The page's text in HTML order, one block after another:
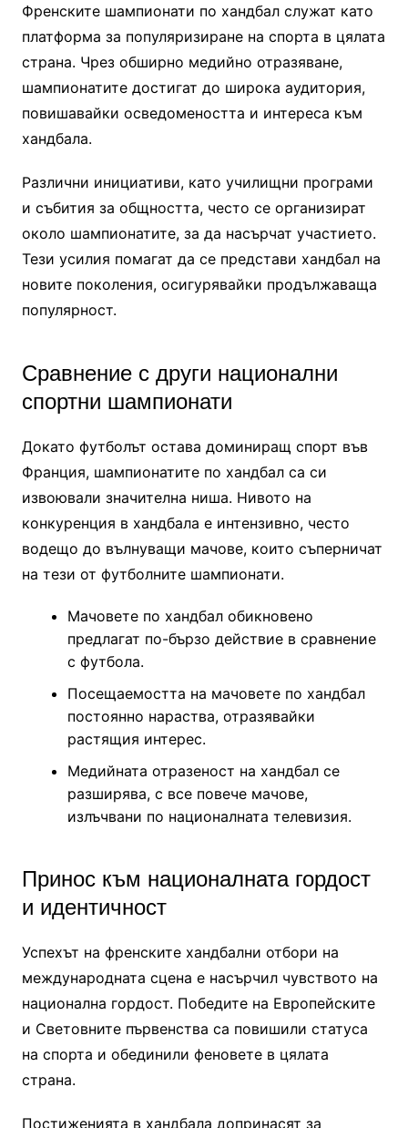
Френските шампионати по хандбал служат като
платформа за популяризиране на спорта в цялата
страна. Чрез обширно медийно отразяване,
шампионатите достигат до широка аудитория,
повишавайки осведомеността и интереса към
хандбала.
Различни инициативи, като училищни програми
и събития за общността, често се организират
около шампионатите, за да насърчат участието.
Тези усилия помагат да се представи хандбал на
новите поколения, осигурявайки продължаваща
популярност.
Сравнение с други национални
спортни шампионати
Докато футболът остава доминиращ спорт във
Франция, шампионатите по хандбал са си
извоювали значителна ниша. Нивото на
конкуренция в хандбала е интензивно, често
водещо до вълнуващи мачове, които съперничат
на тези от футболните шампионати.
Мачовете по хандбал обикновено
предлагат по-бързо действие в сравнение
с футбола.
Посещаемостта на мачовете по хандбал
постоянно нараства, отразявайки
растящия интерес.
Медийната отразеност на хандбал се
разширява, с все повече мачове,
излъчвани по националната телевизия.
Принос към националната гордост
и идентичност
Успехът на френските хандбални отбори на
международната сцена е насърчил чувството на
национална гордост. Победите на Европейските
и Световните първенства са повишили статуса
на спорта и обединили феновете в цялата
страна.
Постиженията в хандбала допринасят за